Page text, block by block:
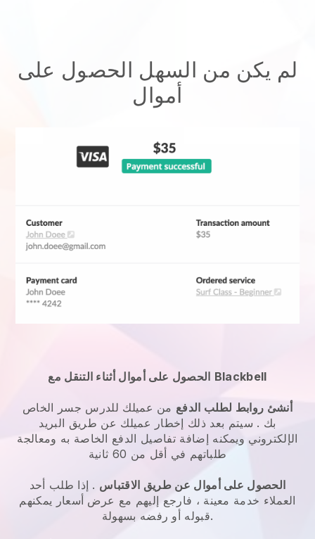
لم يكن من السهل الحصول على
أموال
الحصول على أموال أثناء التنقل مع Blackbell
أنشئ روابط لطلب الدفع من عميلك للدرس جسر الخاص
بك . سيتم بعد ذلك إخطار عميلك عن طريق البريد
الإلكتروني ويمكنه إضافة تفاصيل الدفع الخاصة به ومعالجة
طلباتهم في أقل من 60 ثانية
الحصول على أموال عن طريق الاقتباس . إذا طلب أحد
العملاء خدمة معينة ، فارجع إليهم مع عرض أسعار يمكنهم
قبوله أو رفضه بسهولة.